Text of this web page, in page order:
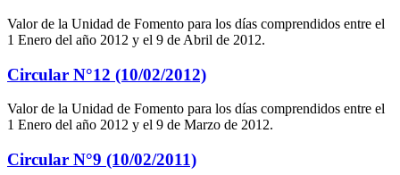
Valor de la Unidad de Fomento para los días comprendidos entre el
1 Enero del año 2012 y el 9 de Abril de 2012.
Circular N°12 (10/02/2012)
Valor de la Unidad de Fomento para los días comprendidos entre el
1 Enero del año 2012 y el 9 de Marzo de 2012.
Circular N°9 (10/02/2011)